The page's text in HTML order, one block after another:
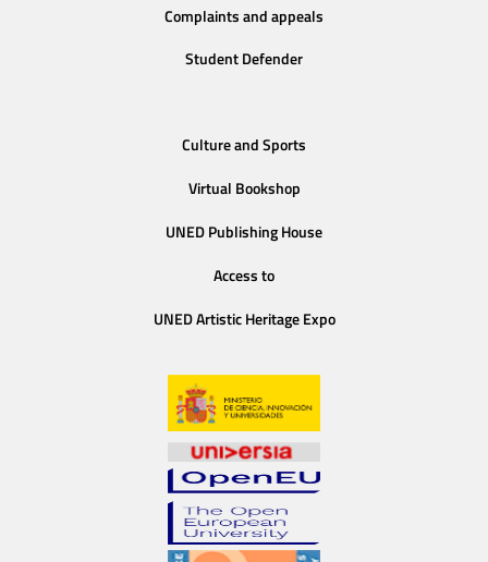
Complaints and appeals
Student Defender
Culture and Sports
Virtual Bookshop
UNED Publishing House
Access to
UNED Artistic Heritage Expo